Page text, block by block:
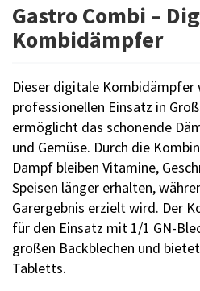
Gastro Combi –
Kombidämpfer
Dieser digitale Kombidämpfer
professionellen Einsatz in
ermöglicht das schonende
und Gemüse. Durch die
Dampf bleiben Vitamine,
Speisen länger erhalten,
Garergebnis erzielt wird. Der
für den Einsatz mit 1/1 GN-
großen Backblechen und
Tabletts.